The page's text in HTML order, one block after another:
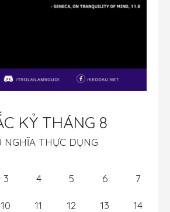
KỶ THÁNG 8
NGHĨA THỰC DỤNG
3 4 5 6 7
10 11 12 13 14